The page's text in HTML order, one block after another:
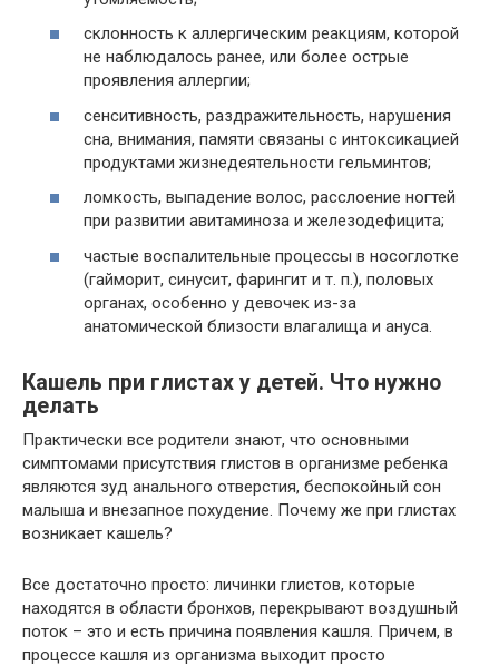
склонность к аллергическим реакциям, которой
не наблюдалось ранее, или более острые
проявления аллергии;
сенситивность, раздражительность, нарушения
сна, внимания, памяти связаны с интоксикацией
продуктами жизнедеятельности гельминтов;
ломкость, выпадение волос, расслоение ногтей
при развитии авитаминоза и железодефицита;
частые воспалительные процессы в носоглотке
(гайморит, синусит, фарингит и т. п.), половых
органах, особенно у девочек из-за
анатомической близости влагалища и ануса.
Кашель при глистах у детей. Что нужно
делать
Практически все родители знают, что основными
симптомами присутствия глистов в организме ребенка
являются зуд анального отверстия, беспокойный сон
малыша и внезапное похудение. Почему же при глистах
возникает кашель?
Все достаточно просто: личинки глистов, которые
находятся в области бронхов, перекрывают воздушный
поток – это и есть причина появления кашля. Причем, в
процессе кашля из организма выходит просто